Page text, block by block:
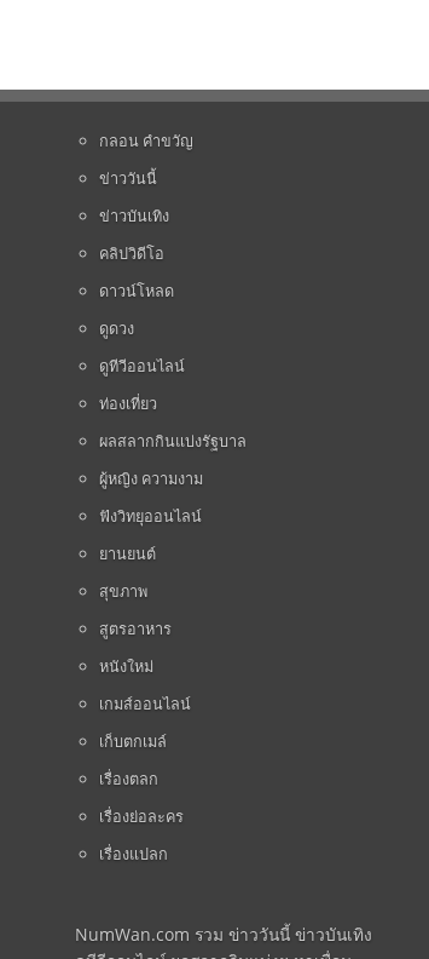
กลอน คำขวัญ
ข่าววันนี้
ข่าวบันเทิง
คลิปวิดีโอ
ดาวน์โหลด
ดูดวง
ดูทีวีออนไลน์
ท่องเที่ยว
ผลสลากกินแบ่งรัฐบาล
ผู้หญิง ความงาม
ฟังวิทยุออนไลน์
ยานยนต์
สุขภาพ
สูตรอาหาร
หนังใหม่
เกมส์ออนไลน์
เก็บตกเมล์
เรื่องตลก
เรื่องย่อละคร
เรื่องแปลก
NumWan.com รวม ข่าววันนี้ ข่าวบันเทิง